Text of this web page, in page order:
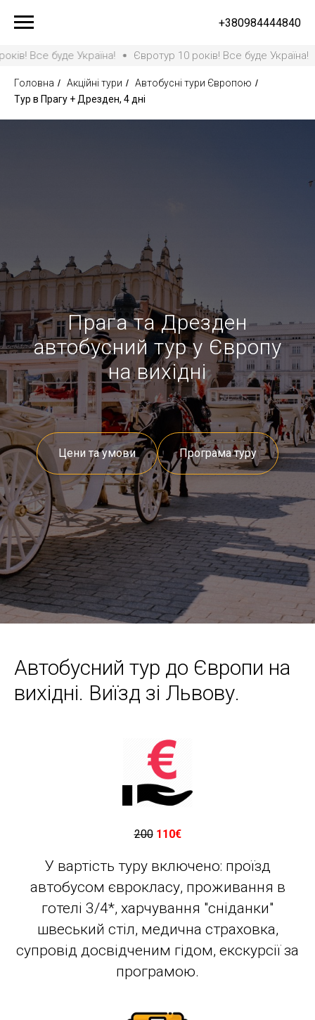
+380984444840
буде Україна! Євротур 10 років! Все буде Україна!
Головна / Акційні тури / Автобусні тури Європою /
Тур в Прагу + Дрезден, 4 дні
Прага та Дрезден
автобусний тур у Європу
на вихідні
Цени та умови Програма туру
Автобусний тур до Європи на
вихідні. Виїзд зі Львову.
200 110€
У вартість туру включено: проїзд
автобусом єврокласу, проживання в
готелі 3/4*, харчування "сніданки"
швеський стіл, медична страховка,
супровід досвідченим гідом, екскурсії за
програмою.